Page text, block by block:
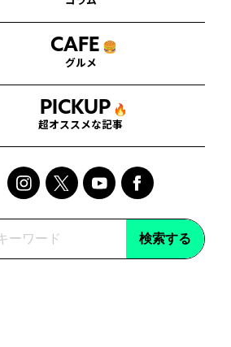
CAFE 🍔
グルメ
PICKUP 🔥
超オススメな記事
検索する